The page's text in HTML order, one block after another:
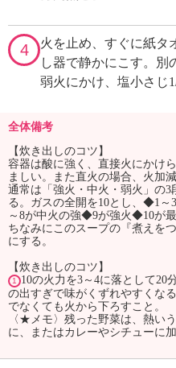
4
火を止め、すぐに紙タ
し器で静かにこす。別
弱火にかけ、塩小さじ
全体備考
【炊き出しのコツ】
容器は酸に強く、直接火にかけ
ましい。また直火の場合、火加
通常は「強火・中火・弱火」の3
る。ガスの全開を10とし、◆1
～8が中火の強◆9が強火◆10が最
ちなみにこのスープの『煮えを
にする。
【炊き出しのコツ】
1
10の火力を3～4に落として20
の出すぎで味がくずれやすくな
でなくても火から下ろすこと。
〈★メモ〉残った野菜は、熱い
に、またはカレーやシチューに